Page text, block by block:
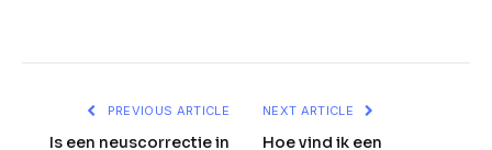
PREVIOUS ARTICLE
Is een neuscorrectie in
NEXT ARTICLE
Hoe vind ik een